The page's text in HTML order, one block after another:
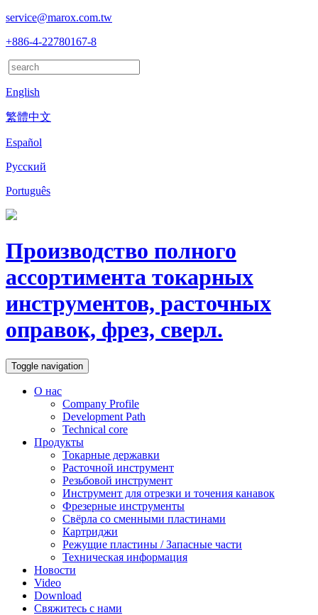
service@marox.com.tw
+886-4-22780167-8
English
繁體中文
Español
Русский
Português
Производство полного
ассортимента токарных
инструментов, расточных
оправок, фрез, сверл.
Toggle navigation
О нас
Company Profile
Development Path
Technical core
Продукты
Токарные державки
Расточной инструмент
Резьбовой инструмент
Инструмент для отрезки и точения канавок
Фрезерные инструменты
Свёрла со сменными пластинами
Картриджи
Режущие пластины / Запасные части
Техническая информация
Новости
Video
Download
Свяжитесь с нами